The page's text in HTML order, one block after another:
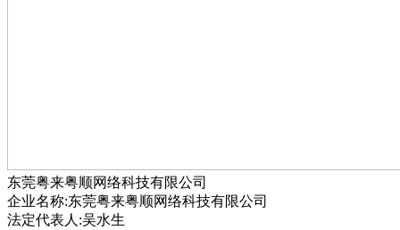
东莞粤来粤顺网络科技有限公司
企业名称:东莞粤来粤顺网络科技有限公司
法定代表人:吴水生